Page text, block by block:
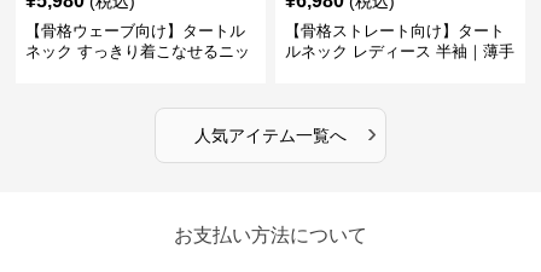
【骨格ウェーブ向け】タートル
ネック すっきり着こなせるニッ
【骨格ストレート向け】タート
ルネック レディース 半袖｜薄手
人気アイテム一覧へ ›
お支払い方法について